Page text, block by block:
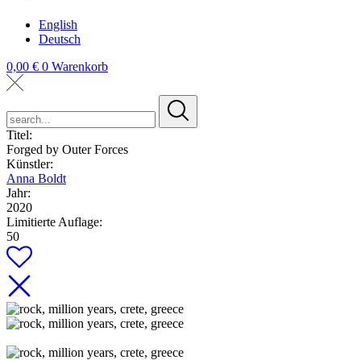
English
Deutsch
0,00 € 0 Warenkorb
Titel:
Forged by Outer Forces
Künstler:
Anna Boldt
Jahr:
2020
Limitierte Auflage:
50